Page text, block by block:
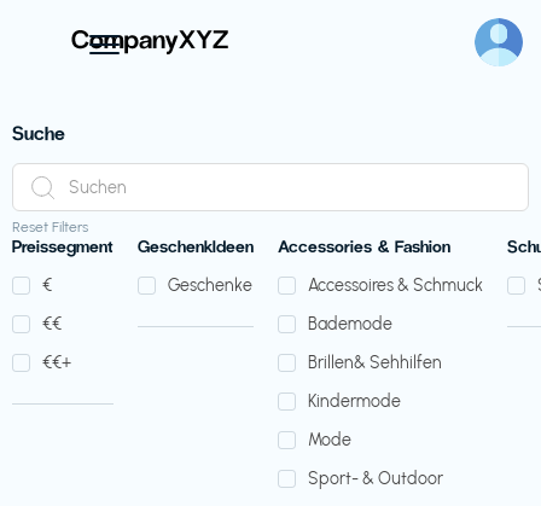
Suche
Reset Filters
Preissegment
€‎
€‎€‎
€‎€‎+
GeschenkIdeen
Geschenke
Accessories & Fashion
Accessoires & Schmuck
Bademode
Brillen& Sehhilfen
Kindermode
Mode
Sport- & Outdoor